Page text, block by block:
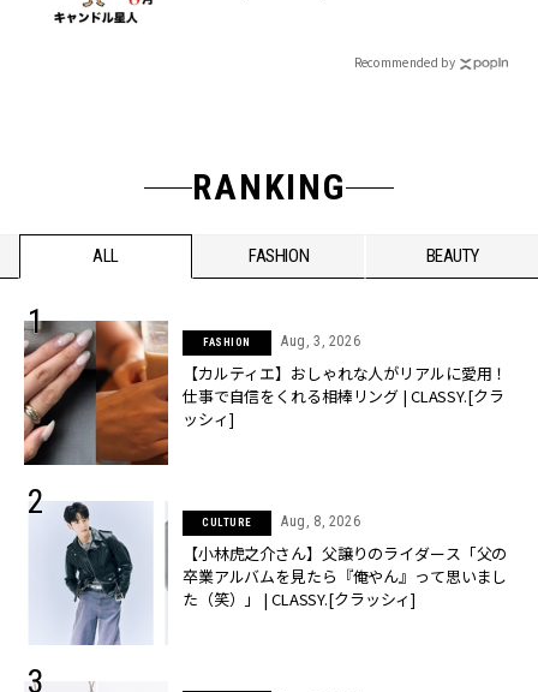
Recommended by
RANKING
ALL FASHION BEAUTY
FASHION Aug, 3, 2026
【カルティエ】おしゃれな人がリアルに愛用！
仕事で自信をくれる相棒リング | CLASSY.[クラ
ッシィ]
CULTURE Aug, 8, 2026
【小林虎之介さん】父譲りのライダース「父の
卒業アルバムを見たら『俺やん』って思いまし
た（笑）」 | CLASSY.[クラッシィ]